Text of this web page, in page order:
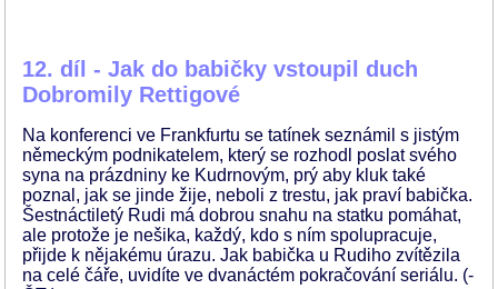
12. díl - Jak do babičky vstoupil duch
Dobromily Rettigové
Na konferenci ve Frankfurtu se tatínek seznámil s jistým
německým podnikatelem, který se rozhodl poslat svého
syna na prázdniny ke Kudrnovým, prý aby kluk také
poznal, jak se jinde žije, neboli z trestu, jak praví babička.
Šestnáctiletý Rudi má dobrou snahu na statku pomáhat,
ale protože je nešika, každý, kdo s ním spolupracuje,
přijde k nějakému úrazu. Jak babička u Rudiho zvítězila
na celé čáře, uvidíte ve dvanáctém pokračování seriálu. (-